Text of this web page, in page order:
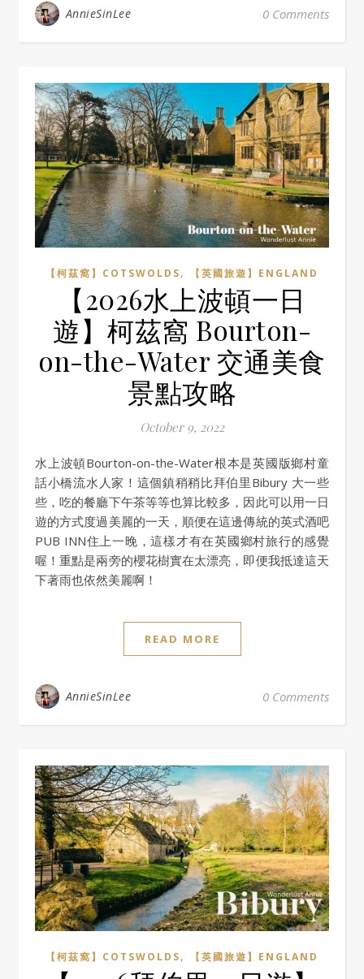
AnnieSinLee 0 Comments
【柯茲窩】COTSWOLDS, 【英國旅遊】ENGLAND
【2026水上波頓一日
遊】柯茲窩 Bourton-
on-the-Water 交通美食
景點攻略
October 9, 2022
水上波頓Bourton-on-the-Water根本是英國版鄉村童
話小橋流水人家！這個鎮稍稍比拜伯里Bibury 大一些
些，吃的餐廳下午茶等等也算比較多，因此可以用一日
遊的方式度過美麗的一天，順便在這邊傳統的英式酒吧
PUB INN住上一晚，這樣才有在英國鄉村旅行的感覺
喔！重點是兩旁的櫻花樹實在太漂亮，即便我抵達這天
下著雨也依然美麗啊！
READ MORE
AnnieSinLee 0 Comments
【柯茲窩】COTSWOLDS, 【英國旅遊】ENGLAND